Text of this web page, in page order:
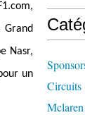
Grand
Nasr,
un
Circuits
Mclaren